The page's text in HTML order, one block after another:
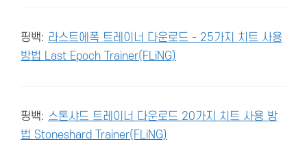
핑백: 라스트에폭 트레이너 다운로드 - 25가지 치트 사용
방법 Last Epoch Trainer(FLiNG)
핑백: 스톤샤드 트레이너 다운로드 20가지 치트 사용 방
법 Stoneshard Trainer(FLiNG)